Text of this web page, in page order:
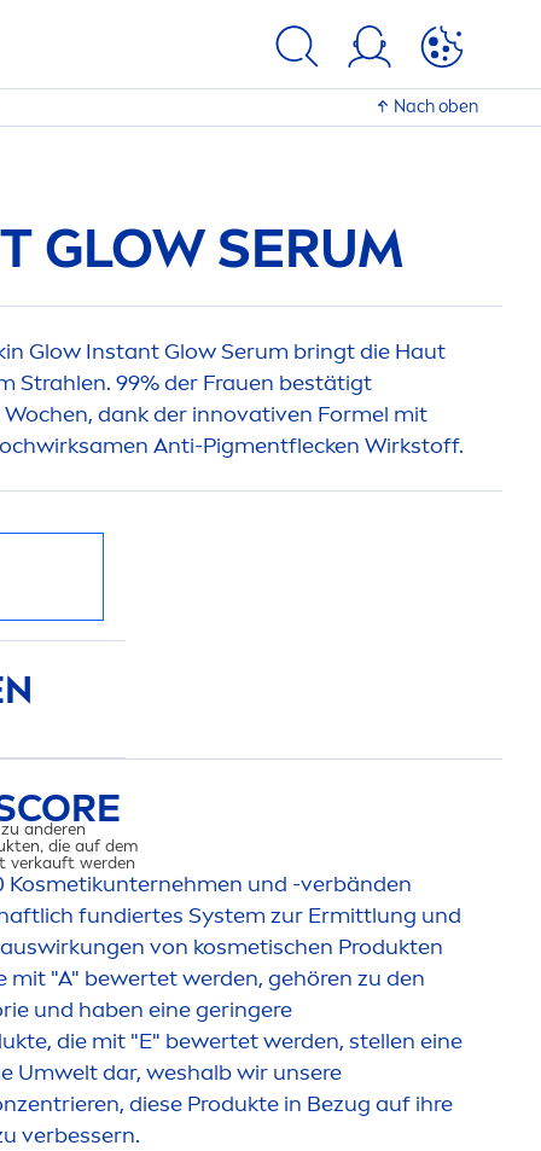
Nach oben
GLOW SERUM
Glow Instant Glow Serum bringt die Haut
Strahlen. 99% der Frauen bestätigt
dank der innovativen Formel mit
men Anti-Pigmentflecken Wirkstoff.
anderen
die auf dem
verkauft werden​
Kosmetikunternehmen und -verbänden
fundiertes System zur Ermittlung und
von kosmetischen Produkten
mit "A" bewertet werden, gehören zu den
und haben eine geringere
die mit "E" bewertet werden, stellen eine
Umwelt dar, weshalb wir unsere
diese Produkte in Bezug auf ihre
verbessern.